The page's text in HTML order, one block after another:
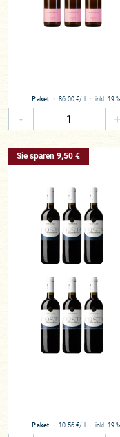
Paket ・ 86,00 €/ l ・ inkl. 19
- +
Sie sparen 9,50 €
Paket ・ 10,56 €/ l ・ inkl. 19